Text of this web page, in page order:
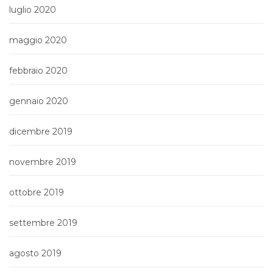
luglio 2020
maggio 2020
febbraio 2020
gennaio 2020
dicembre 2019
novembre 2019
ottobre 2019
settembre 2019
agosto 2019